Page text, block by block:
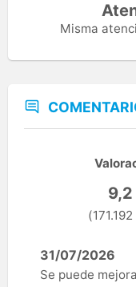
Misma
31/07/2026
Se puede